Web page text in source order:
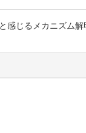
じるメカニズム